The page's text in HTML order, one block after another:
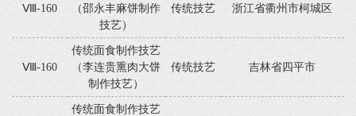
Ⅷ-160
（邵永丰麻饼制作
技艺）
传统技艺 浙江省衢州市柯城区
Ⅷ-160
传统面食制作技艺
（李连贵熏肉大饼
制作技艺）
传统技艺 吉林省四平市
传统面食制作技艺